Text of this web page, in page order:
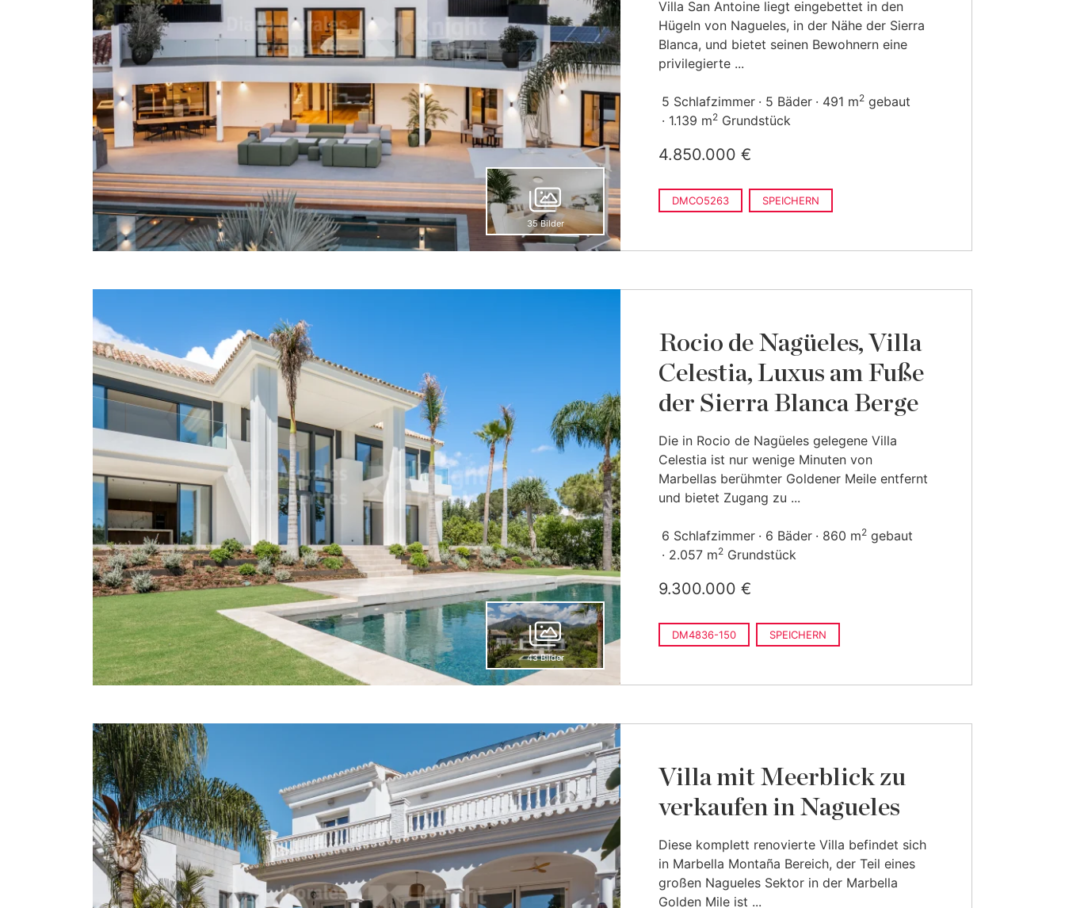
35 Bilder
Villa San Antoine liegt eingebettet in den
Hügeln von Nagueles, in der Nähe der Sierra
Blanca, und bietet seinen Bewohnern eine
privilegierte ...
5 Schlafzimmer 5 Bäder 491 m2 gebaut
1.139 m2 Grundstück
4.850.000 €
DMCO5263 SPEICHERN
43 Bilder
Rocio de Nagüeles, Villa
Celestia, Luxus am Fuße
der Sierra Blanca Berge
Die in Rocio de Nagüeles gelegene Villa
Celestia ist nur wenige Minuten von
Marbellas berühmter Goldener Meile entfernt
und bietet Zugang zu ...
6 Schlafzimmer 6 Bäder 860 m2 gebaut
2.057 m2 Grundstück
9.300.000 €
DM4836-150 SPEICHERN
Villa mit Meerblick zu
verkaufen in Nagueles
Diese komplett renovierte Villa befindet sich
in Marbella Montaña Bereich, der Teil eines
großen Nagueles Sektor in der Marbella
Golden Mile ist ...